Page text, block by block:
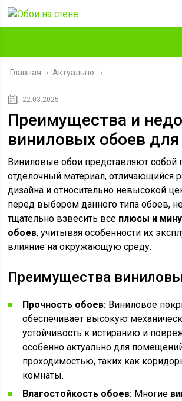
Главная › Актуально
22.03.2025
Преимущества и
виниловых обоев для
Виниловые обои представляют собой
отделочный материал, отличающийся
дизайна и относительно невысокой
перед выбором данного типа обоев,
тщательно взвесить все плюсы и
обоев, учитывая особенности их
влияние на окружающую среду.
Преимущества
Прочность обоев: Виниловое
обеспечивает высокую
устойчивость к истиранию и
особенно актуально для
проходимостью, таких как
комнаты.
Влагостойкость обоев: Многие